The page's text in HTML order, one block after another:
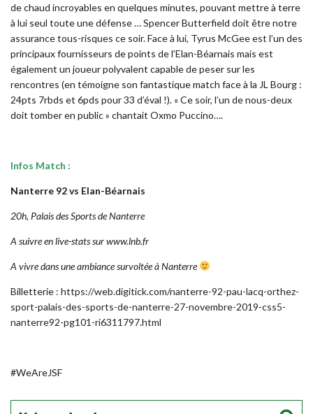
de chaud incroyables en quelques minutes, pouvant mettre à terre
à lui seul toute une défense … Spencer Butterfield doit être notre
assurance tous-risques ce soir. Face à lui, Tyrus McGee est l’un des
principaux fournisseurs de points de l’Elan-Béarnais mais est
également un joueur polyvalent capable de peser sur les
rencontres (en témoigne son fantastique match face à la JL Bourg :
24pts 7rbds et 6pds pour 33 d’éval !). « Ce soir, l’un de nous-deux
doit tomber en public » chantait Oxmo Puccino….
Infos Match :
Nanterre 92 vs Elan-Béarnais
20h, Palais des Sports de Nanterre
A suivre en live-stats sur www.lnb.fr
A vivre dans une ambiance survoltée à Nanterre
Billetterie : https://web.digitick.com/nanterre-92-pau-lacq-orthez-
sport-palais-des-sports-de-nanterre-27-novembre-2019-css5-
nanterre92-pg101-ri6311797.html
#WeAreJSF